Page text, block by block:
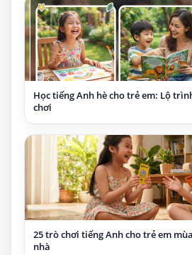
Học tiếng Anh hè cho trẻ em: Lộ
chơi
25 trò chơi tiếng Anh cho trẻ em
nhà